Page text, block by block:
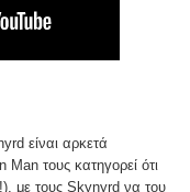
είναι αρκετά
τους κατηγορεί ότι
με τους Skynyrd να του